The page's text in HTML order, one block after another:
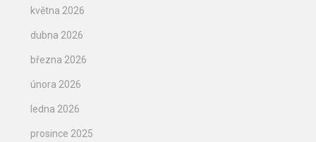
května 2026
dubna 2026
března 2026
února 2026
ledna 2026
prosince 2025